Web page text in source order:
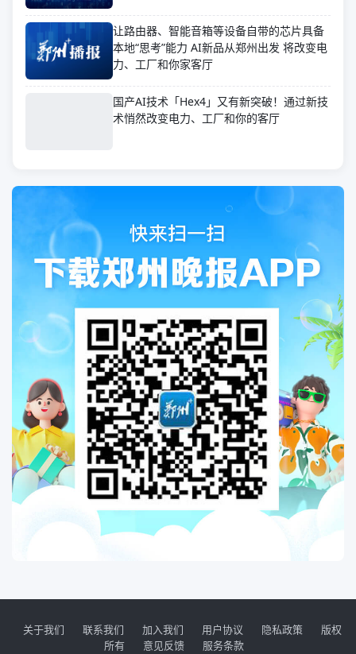
让路由器、智能音箱等设备自带的芯片具备
本地“思考”能力 AI新品从郑州出发 将改变电
力、工厂和你家客厅
国产AI技术「Hex4」又有新突破！通过新技
术悄然改变电力、工厂和你的客厅
关于我们 联系我们 加入我们 用户协议 隐私政策
版权
所有
意见反馈
服务条款